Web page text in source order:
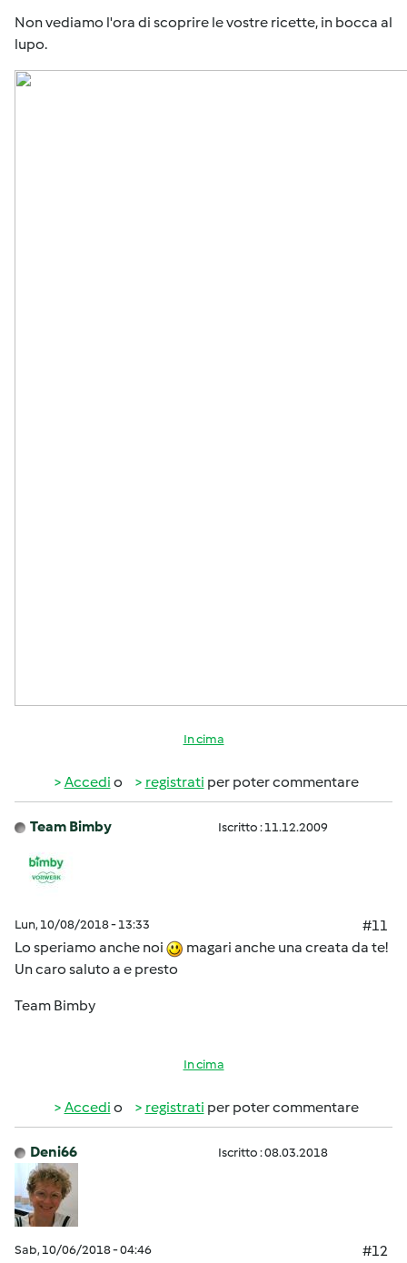
Non vediamo l'ora di scoprire le vostre ricette, in bocca al
lupo.
In cima
Accedi o registrati per poter commentare
Team Bimby Iscritto : 11.12.2009
Lun, 10/08/2018 - 13:33
#11
Lo speriamo anche noi
magari anche una creata da te!
Un caro saluto a e presto
Team Bimby
In cima
Accedi o registrati per poter commentare
Deni66 Iscritto : 08.03.2018
Sab, 10/06/2018 - 04:46
#12